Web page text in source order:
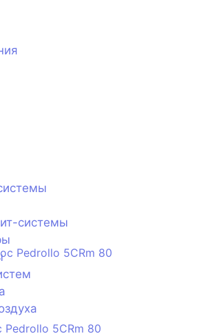
системы
Pedrollo 5CRm 80